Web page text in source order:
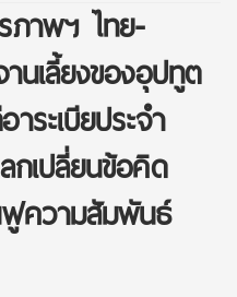
ภาพฯ ไทย-
นเลี้ยงของอุปทูต
ระเบียประจำ
กเปลี่ยนข้อคิด
ฟูความสัมพันธ์